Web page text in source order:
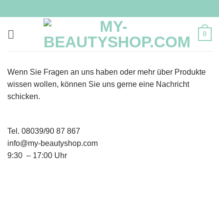
Inhalt
springen
0
Wenn Sie Fragen an uns haben oder mehr über Produkte
wissen wollen, können Sie uns gerne eine Nachricht
schicken.
Tel. 08039/90 87 867
info@my-beautyshop.com
9:30 – 17:00 Uhr